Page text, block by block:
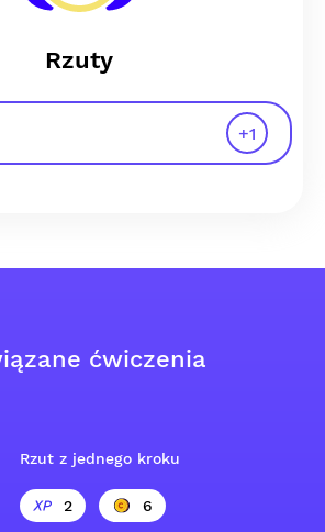
Rzuty
+1
ćwiczenia
Rzut z jednego kroku
2 6